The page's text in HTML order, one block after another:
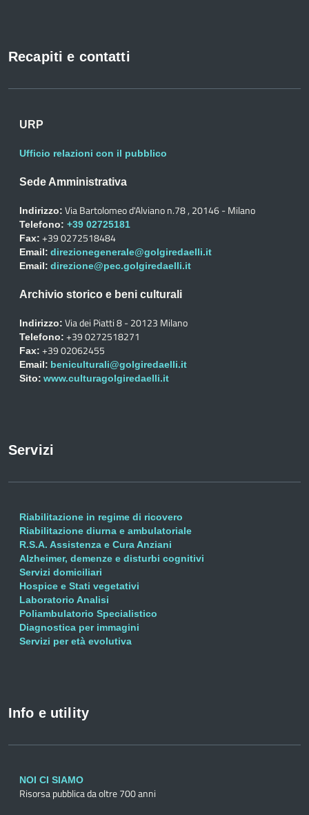
Recapiti e contatti
URP
Ufficio relazioni con il pubblico
Sede Amministrativa
Indirizzo: Via Bartolomeo d'Alviano n.78 , 20146 - Milano
Telefono: +39 02725181
Fax: +39 0272518484
Email: direzionegenerale@golgiredaelli.it
Email: direzione@pec.golgiredaelli.it
Archivio storico e beni culturali
Indirizzo: Via dei Piatti 8 - 20123 Milano
Telefono: +39 0272518271
Fax: +39 02062455
Email: beniculturali@golgiredaelli.it
Sito: www.culturagolgiredaelli.it
Servizi
Riabilitazione in regime di ricovero
Riabilitazione diurna e ambulatoriale
R.S.A. Assistenza e Cura Anziani
Alzheimer, demenze e disturbi cognitivi
Servizi domiciliari
Hospice e Stati vegetativi
Laboratorio Analisi
Poliambulatorio Specialistico
Diagnostica per immagini
Servizi per età evolutiva
Info e utility
NOI CI SIAMO
Risorsa pubblica da oltre 700 anni